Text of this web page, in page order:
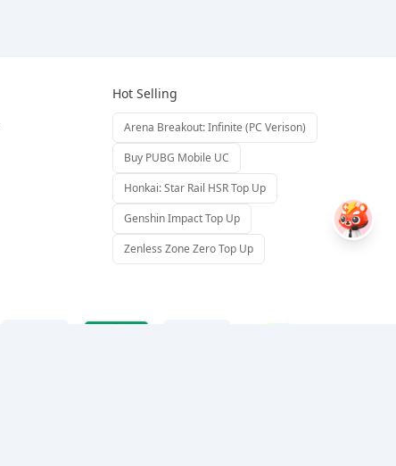
Hot Selling
Arena Breakout: Infinite (PC Verison)
Buy PUBG Mobile UC
Honkai: Star Rail HSR Top Up
Genshin Impact Top Up
Zenless Zone Zero Top Up